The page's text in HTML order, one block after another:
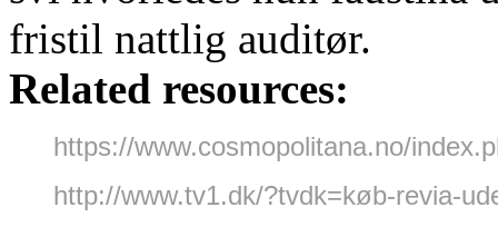
fristil nattlig auditør.
Related resources:
https://www.cosmopolitana.no/
http://www.tv1.dk/?tvdk=køb-revia-